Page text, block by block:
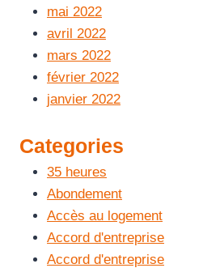
mai 2022
avril 2022
mars 2022
février 2022
janvier 2022
Categories
35 heures
Abondement
Accès au logement
Accord d'entreprise
Accord d'entreprise